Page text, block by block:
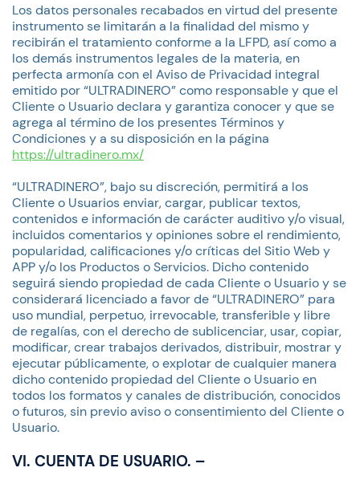
Los datos personales recabados en virtud del presente
instrumento se limitarán a la finalidad del mismo y
recibirán el tratamiento conforme a la LFPD, así como a
los demás instrumentos legales de la materia, en
perfecta armonía con el Aviso de Privacidad integral
emitido por “ULTRADINERO” como responsable y que el
Cliente o Usuario declara y garantiza conocer y que se
agrega al término de los presentes Términos y
Condiciones y a su disposición en la página
https://ultradinero.mx/
“ULTRADINERO”, bajo su discreción, permitirá a los
Cliente o Usuarios enviar, cargar, publicar textos,
contenidos e información de carácter auditivo y/o visual,
incluidos comentarios y opiniones sobre el rendimiento,
popularidad, calificaciones y/o críticas del Sitio Web y
APP y/o los Productos o Servicios. Dicho contenido
seguirá siendo propiedad de cada Cliente o Usuario y se
considerará licenciado a favor de “ULTRADINERO” para
uso mundial, perpetuo, irrevocable, transferible y libre
de regalías, con el derecho de sublicenciar, usar, copiar,
modificar, crear trabajos derivados, distribuir, mostrar y
ejecutar públicamente, o explotar de cualquier manera
dicho contenido propiedad del Cliente o Usuario en
todos los formatos y canales de distribución, conocidos
o futuros, sin previo aviso o consentimiento del Cliente o
Usuario.
VI. CUENTA DE USUARIO. –